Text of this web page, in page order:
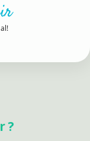
?